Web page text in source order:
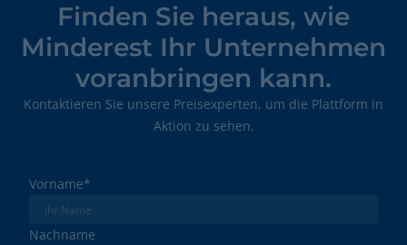
Finden Sie heraus, wie
Minderest Ihr Unternehmen
voranbringen kann.
Kontaktieren Sie unsere Preisexperten, um die Plattform in
Aktion zu sehen.
Vorname*
Nachname